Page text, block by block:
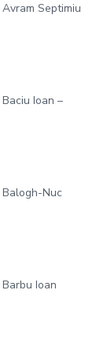
Septimiu
Ioan –
Nuc
Ioan